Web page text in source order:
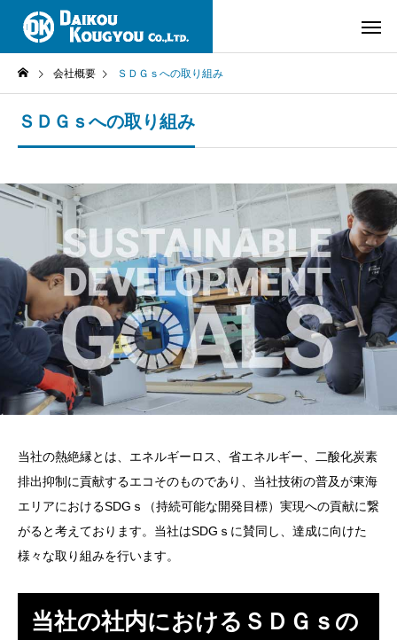
会社概要 ＳＤＧｓへの取り組み
ＳＤＧｓへの取り組み
当社の熱絶縁とは、エネルギーロス、省エネルギー、二酸化炭素
排出抑制に貢献するエコそのものであり、当社技術の普及が東海
エリアにおけるSDGｓ（持続可能な開発目標）実現への貢献に繋
がると考えております。当社はSDGｓに賛同し、達成に向けた
様々な取り組みを行います。
当社の社内におけるＳＤＧｓの